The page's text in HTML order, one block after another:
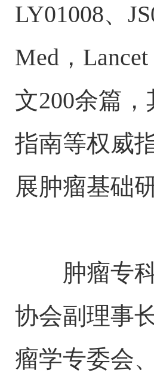
LY01008、
Med，
文200余篇
指南等权威
展肿瘤基础
肿瘤专科
协会副理事
瘤学专委会